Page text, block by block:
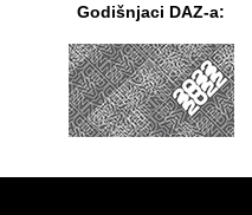
Godišnjaci DAZ-a: